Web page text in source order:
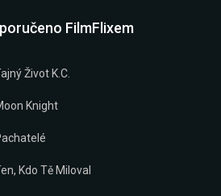
FilmFlixem
Život K.C.
Knight
Kdo Tě Miloval